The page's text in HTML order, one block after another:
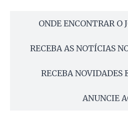
ONDE ENCONTRAR O
RECEBA AS NOTÍCIAS
RECEBA NOVIDADES
ANUNCIE